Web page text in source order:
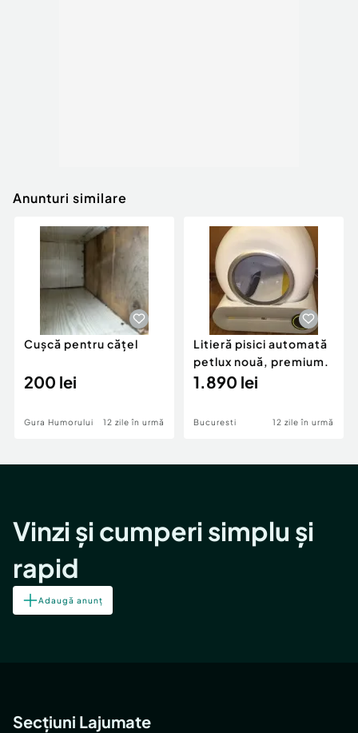
Anunturi similare
Cușcă pentru cățel
200 lei
Gura Humorului 12 zile în urmă
Litieră pisici automată
petlux nouă, premium.
1.890 lei
Bucuresti 12 zile în urmă
Vinzi și cumperi simplu și
rapid
Adaugă anunț
Secțiuni Lajumate